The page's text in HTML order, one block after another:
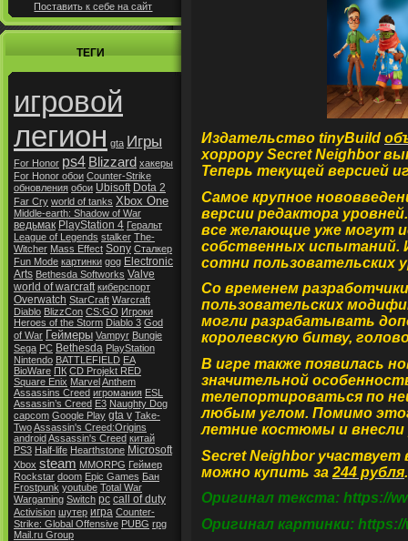
Поставить к себе на сайт
ТЕГИ
игровой
легион gta Игры
For Honor ps4 Blizzard хакеры
For Honor обои Counter-Strike
обновления обои Ubisoft Dota 2
Far Cry world of tanks Xbox One
Middle-earth: Shadow of War
ведьмак PlayStation 4 Геральт
League of Legends stalker The-
Witcher Mass Effect Sony Сталкер
Fun Mode картинки gog Electronic
Arts Bethesda Softworks Valve
world of warcraft киберспорт
Overwatch StarCraft Warcraft
Diablo BlizzCon CS:GO Игроки
Heroes of the Storm Diablo 3 God
of War Геймеры Vampyr Bungie
Sega РС Bethesda PlayStation
Nintendo BATTLEFIELD EA
BioWare ПК CD Projekt RED
Square Enix MarvelAnthem
Assassins Creed игромания ESL
Assassin’s Creed E3 Naughty Dog
capcom Google Play gta v Take-
TwoAssassin's Creed:Origins
androidAssassin's Creed китай
PS3 Half-life Hearthstone Microsoft
Xbox steam MMORPG Геймер
Rockstar doom Epic Games Бан
Frostpunk youtube Total War
Wargaming Switch pc call of duty
Activision шутер игра Counter-
Strike: Global Offensive PUBG rpg
Mail.ru Group
Издательство tinyBuild
хоррору Secret Neighbor
Теперь текущей версией
Самое крупное
версии редактора
все желающие уже могут
собственных испытаний.
сотни пользовательских
Со временем
пользовательских
могли разрабатывать
королевскую битву,
В игре также появилась
значительной
телепортироваться по
любым углом. Помимо
летние костюмы и внесли
Secret Neighbor
можно купить за 244 рубля.
Оригинал текста: https://
Оригинал картинки: https://